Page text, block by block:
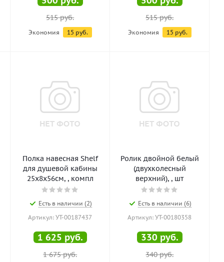
515руб.
Экономия 15 руб.
515руб.
Экономия 15 руб.
Полка навесная Shelf
для душевой кабины
25х8х56см, , компл
Есть в наличии (2)
Артикул: УТ-00187437
1 625 руб.
1 675руб.
Ролик двойной белый
(двухколесный
верхний), , шт
Есть в наличии (6)
Артикул: УТ-00180358
330 руб.
340руб.